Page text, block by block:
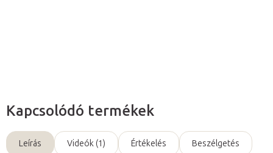
Kapcsolódó termékek
Leírás Videók (1) Értékelés Beszélgetés